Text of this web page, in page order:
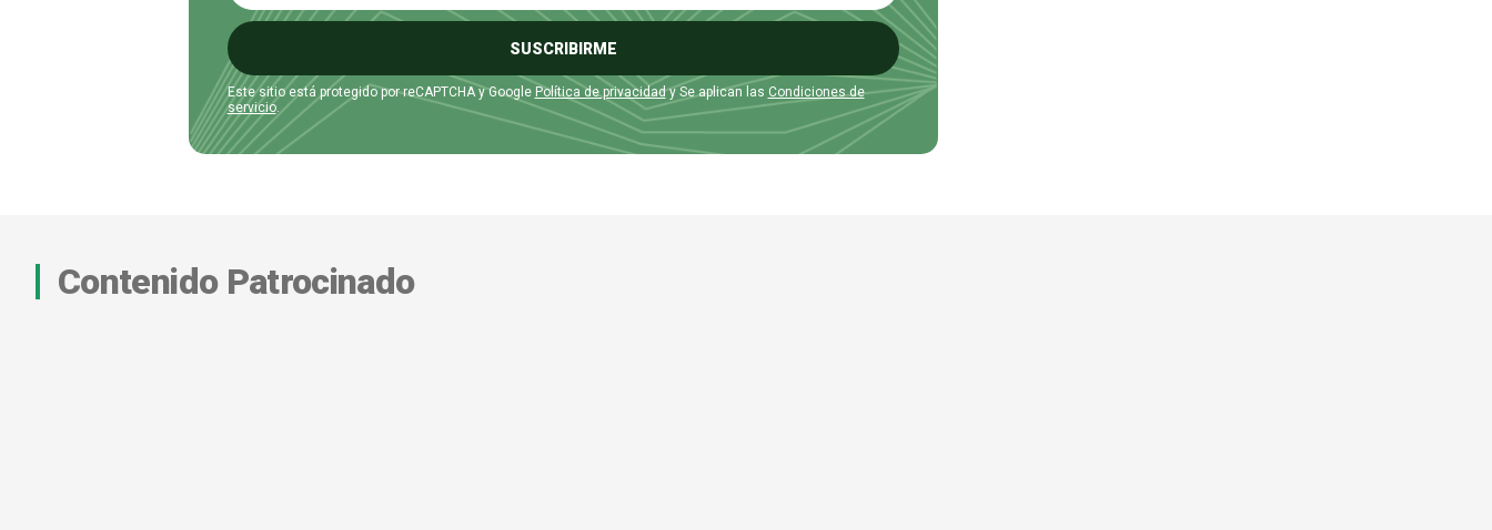
SUSCRIBIRME
Este sitio está protegido por reCAPTCHA y Google Política de privacidady Se aplican las Condiciones de
servicio.
Contenido Patrocinado